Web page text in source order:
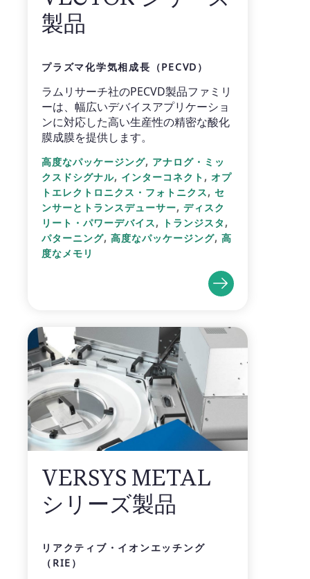
製品
プラズマ化学気相成長（PECVD）
ラムリサーチ社のPECVD製品ファミリ
ーは、幅広いデバイスアプリケーショ
ンに対応した高い生産性の精密な酸化
膜成膜を提供します。
高度なパッケージング, アナログ・ミッ
クスドシグナル, インターコネクト , オプ
トエレクトロニクス・フォトニクス, セ
ンサーとトランスデューサー, ディスク
リート・パワーデバイス, トランジスタ ,
パターニング, 高度なパッケージング, 高
度なメモリ
VERSYS METAL
シリーズ製品
リアクティブ・イオンエッチング
（RIE）